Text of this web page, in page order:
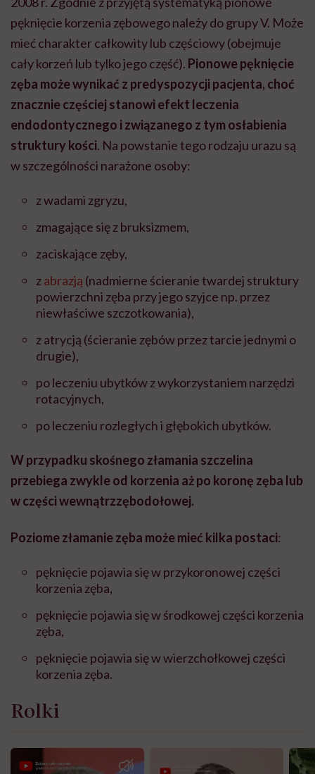
pęknięcie korzenia zębowego należy do grupy V. Może
mieć charakter całkowity lub częściowy (obejmuje
cały korzeń lub tylko jego część). Pionowe pęknięcie
zęba może wynikać z predyspozycji pacjenta, choć
znacznie częściej stanowi efekt leczenia
endodontycznego i związanego z tym osłabienia
struktury kości. Na powstanie tego rodzaju urazu są
w szczególności narażone osoby:
z wadami zgryzu,
zmagające się z bruksizmem,
zaciskające zęby,
zabrazją (nadmierne ścieranie twardej struktury
powierzchni zęba przy jego szyjce np. przez
niewłaściwe szczotkowania),
z atrycją (ścieranie zębów przez tarcie jednymi o
drugie),
po leczeniu ubytków z wykorzystaniem narzędzi
rotacyjnych,
po leczeniu rozległych i głębokich ubytków.
W przypadku skośnego złamania szczelina
przebiega zwykle od korzenia aż po koronę zęba lub
w części wewnątrzzębodołowej.
Poziome złamanie zęba może mieć kilka postaci:
pęknięcie pojawia się w przykoronowej części
korzenia zęba,
pęknięcie pojawia się w środkowej części korzenia
zęba,
pęknięcie pojawia się w wierzchołkowej części
korzenia zęba.
Rolki